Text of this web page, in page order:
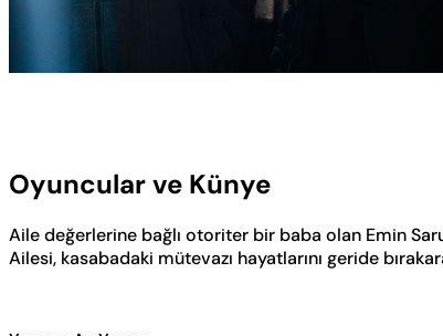
Oyuncular ve Künye
Aile değerlerine bağlı otoriter bir baba olan Emin
Ailesi, kasabadaki mütevazı hayatlarını geride